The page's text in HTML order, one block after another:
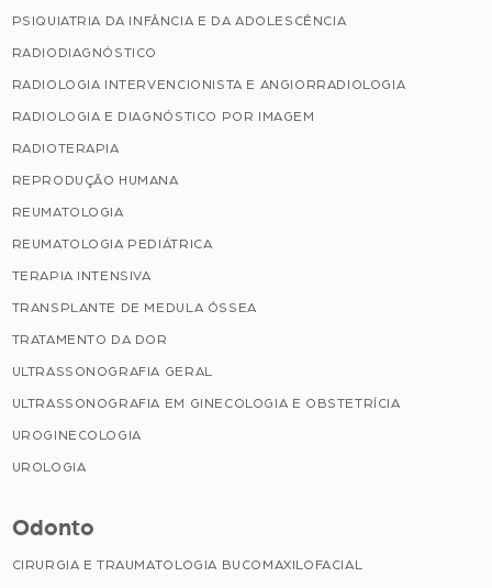
PSIQUIATRIA DA INFÂNCIA E DA ADOLESCÊNCIA
RADIODIAGNÓSTICO
RADIOLOGIA INTERVENCIONISTA E ANGIORRADIOLOGIA
RADIOLOGIA E DIAGNÓSTICO POR IMAGEM
RADIOTERAPIA
REPRODUÇÃO HUMANA
REUMATOLOGIA
REUMATOLOGIA PEDIÁTRICA
TERAPIA INTENSIVA
TRANSPLANTE DE MEDULA ÓSSEA
TRATAMENTO DA DOR
ULTRASSONOGRAFIA GERAL
ULTRASSONOGRAFIA EM GINECOLOGIA E OBSTETRÍCIA
UROGINECOLOGIA
UROLOGIA
Odonto
CIRURGIA E TRAUMATOLOGIA BUCOMAXILOFACIAL